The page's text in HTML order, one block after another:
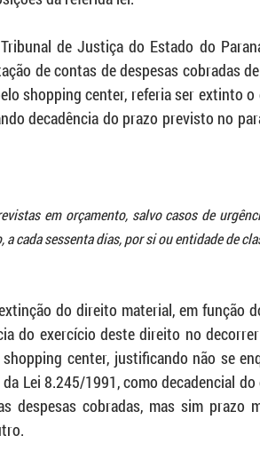
de Justiça do Estado do
de contas de despesas cobradas
shopping center, referia ser extinto
decadência do prazo previsto no
em orçamento, salvo casos de
cada sessenta dias, por si ou entidade de
do direito material, em função
do exercício deste direito no
center, justificando não se
Lei 8.245/1991, como decadencial
cobradas, mas sim prazo